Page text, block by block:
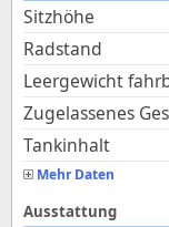
Sitzhöhe
Radstand
Leergewicht
Zugelassenes
Tankinhalt
Mehr Daten
Ausstattung